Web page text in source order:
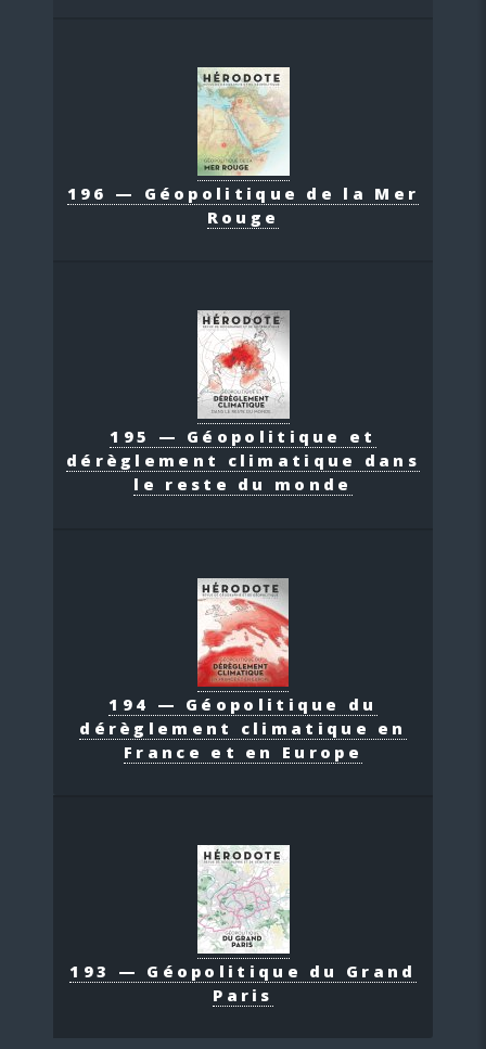
196 — Géopolitique de la Mer
Rouge
195 — Géopolitique et
dérèglement climatique dans
le reste du monde
194 — Géopolitique du
dérèglement climatique en
France et en Europe
193 — Géopolitique du Grand
Paris